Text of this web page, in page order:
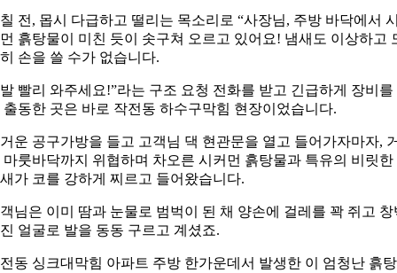
전, 몹시 다급하고 떨리는 목소리로 “사장님, 주방 바닥에서
흙탕물이 미친 듯이 솟구쳐 오르고 있어요! 냄새도 이상하고
손을 쓸 수가 없습니다.
빨리 와주세요!”라는 구조 요청 전화를 받고 긴급하게 장비를
출동한 곳은 바로 작전동 하수구막힘 현장이었습니다.
운 공구가방을 들고 고객님 댁 현관문을 열고 들어가자마자,
마룻바닥까지 위협하며 차오른 시커먼 흙탕물과 특유의 비릿한
가 코를 강하게 찌르고 들어왔습니다.
님은 이미 땀과 눈물로 범벅이 된 채 양손에 걸레를 꽉 쥐고 창
얼굴로 발을 동동 구르고 계셨죠.
동 싱크대막힘 아파트 주방 한가운데서 발생한 이 엄청난 흙